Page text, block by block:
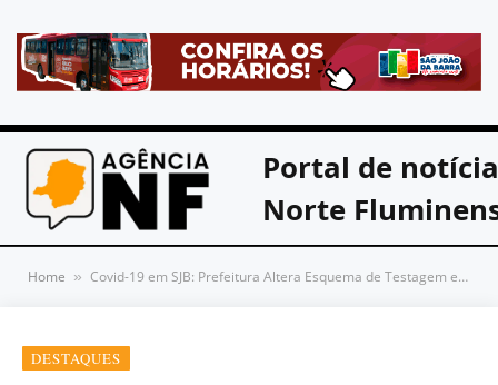
Portal de
Norte
Home » Covid-19 em SJB: Prefeitura Altera Esquema de Testagem e Concentra Atendimento em Unidades de Emergência
DESTAQUES